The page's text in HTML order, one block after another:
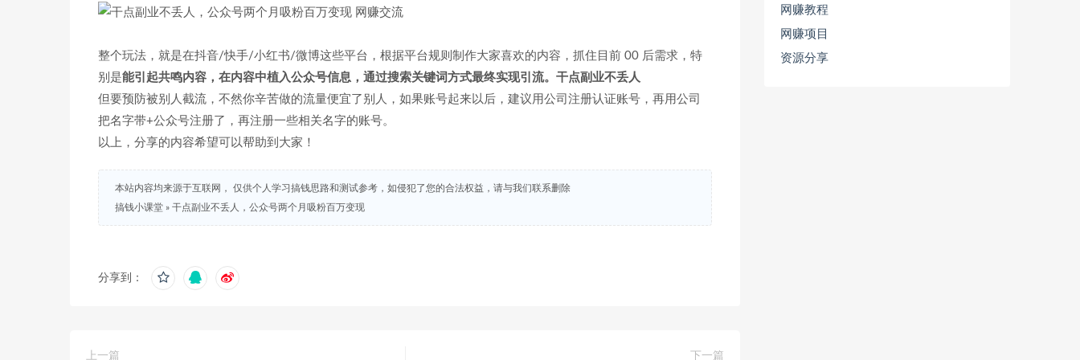
整个玩法，就是在抖音/快手/小红书/微博这些平台，根据平台规则制作大家喜欢的内容，抓住目前 00 后需求，特
别是能引起共鸣内容，在内容中植入公众号信息，通过搜索关键词方式最终实现引流。干点副业不丢人
但要预防被别人截流，不然你辛苦做的流量便宜了别人，如果账号起来以后，建议用公司注册认证账号，再用公司
把名字带+公众号注册了，再注册一些相关名字的账号。
以上，分享的内容希望可以帮助到大家！
本站内容均来源于互联网， 仅供个人学习搞钱思路和测试参考，如侵犯了您的合法权益，请与我们联系删除
搞钱小课堂 » 干点副业不丢人，公众号两个月吸粉百万变现
分享到：
上一篇 下一篇
网赚教程
网赚项目
资源分享